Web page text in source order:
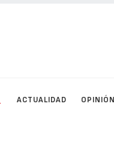
ACTUALIDAD OPINIÓN